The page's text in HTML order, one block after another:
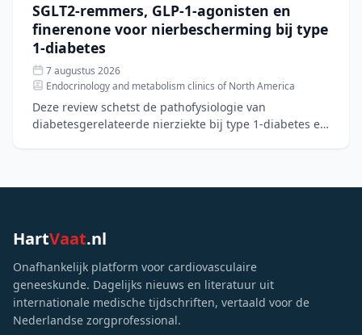
SGLT2-remmers, GLP-1-agonisten en
finerenone voor nierbescherming bij type
1-diabetes
7 augustus 2026
Endocrinology and metabolism clinics of North America
Deze review schetst de pathofysiologie van
diabetesgerelateerde nierziekte bij type 1-diabetes en
HartVaat.nl
Onafhankelijk platform voor cardiovasculaire
geneeskunde. Dagelijks nieuws en literatuur uit
internationale medische tijdschriften, vertaald voor de
Nederlandse zorgprofessional.